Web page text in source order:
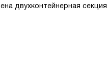
двухконтейнерная секция